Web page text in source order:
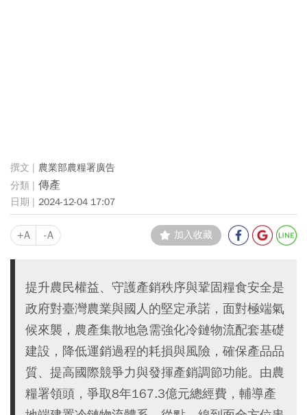
農業部農糧署廣告
傳產
2024-12-04 17:07
+A -A 加入收藏
提升農民權益、守護產銷秩序與鞏固糧食安全是
政府對臺灣農業與國人的堅定承諾，面對極端氣
候來襲，農產集散地急需強化冷鏈物流配套基礎
建設，降低運銷過程的耗損與風險，確保產品品
質、提高國際競爭力與發揮產銷調節功能。由農
糧署領頭，爭取8年167.3億元總經費，輔導產